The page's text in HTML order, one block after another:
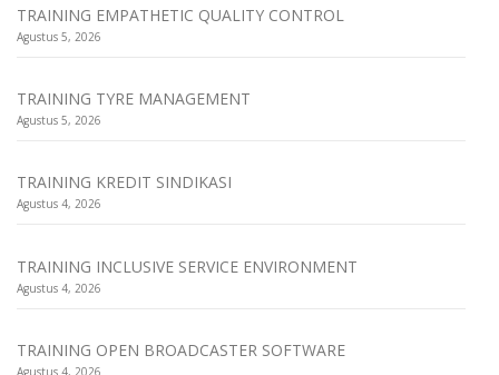
TRAINING EMPATHETIC QUALITY CONTROL
Agustus 5, 2026
TRAINING TYRE MANAGEMENT
Agustus 5, 2026
TRAINING KREDIT SINDIKASI
Agustus 4, 2026
TRAINING INCLUSIVE SERVICE ENVIRONMENT
Agustus 4, 2026
TRAINING OPEN BROADCASTER SOFTWARE
Agustus 4, 2026